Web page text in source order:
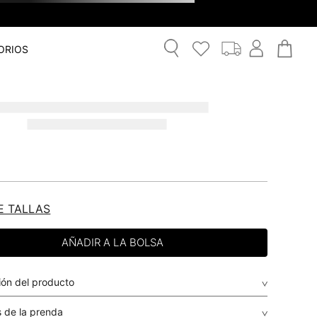
TALLAS
del producto
de la prenda